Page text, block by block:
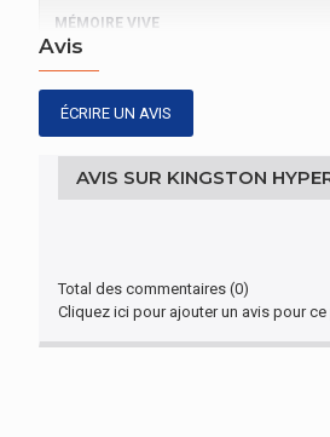
MÉMOIRE VIVE
Type de mémoire interne
Type d'emballage
Mémoire de tension
Avis
ÉCRIRE UN AVIS
AVIS SUR KINGSTON
Total des commentaires (0)
Cliquez ici pour ajouter un avis pour